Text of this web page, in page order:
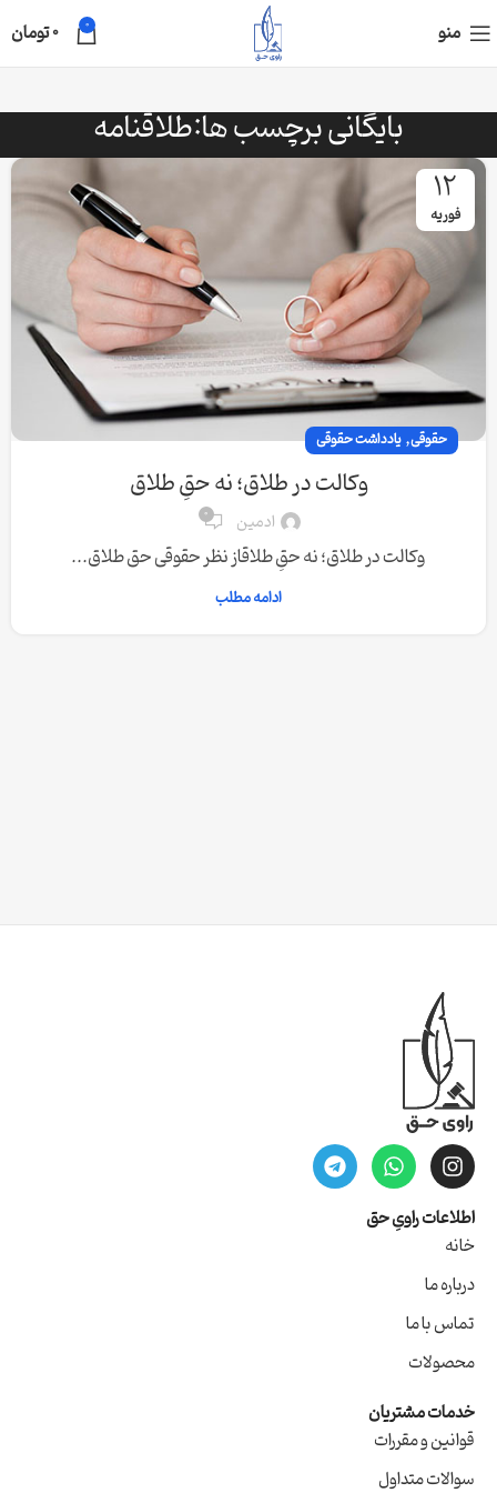
منو 0
0تومان
بایگانی برچسب ها:طلاقنامه
12
فوریه
حقوقی, یادداشت حقوقی
وکالت در طلاق؛ نه حقِ طلاق
ادمین 0
وکالت در طلاق؛ نه حقِ طلاقاز نظر حقوقی حق طلاق...
ادامه مطلب
اطلاعات راویِ حق
خانه
درباره ما
تماس با ما
محصولات
خدمات مشتریان
قوانین و مقررات
سوالات متداول